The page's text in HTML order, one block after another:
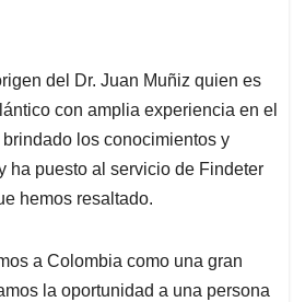
del Dr. Juan Muñiz quien es
con amplia experiencia en el
los conocimientos y
ha puesto al servicio de Findeter
hemos resaltado.
a Colombia como una gran
la oportunidad a una persona